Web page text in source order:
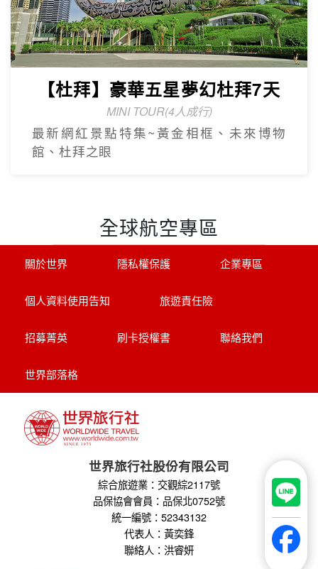
【杜拜】豪華五星夢幻杜拜7天
MINI TOUR(4人成行)
最新網紅景點特集~黃金相框、未來博物
館、杜拜之眼
全球航空專區
關於世界 隱私權保護 企業專區
個人資料使用告知 旅遊責任險
招募菁英 刷卡授權書 聯絡我們
世界部落格
世界旅行社股份有限公司
綜合旅遊業：交觀綜2117號
品保協會會員：品保北0752號
統一編號：52343132
代表人：黃奕鋒
聯絡人：洪睿妍